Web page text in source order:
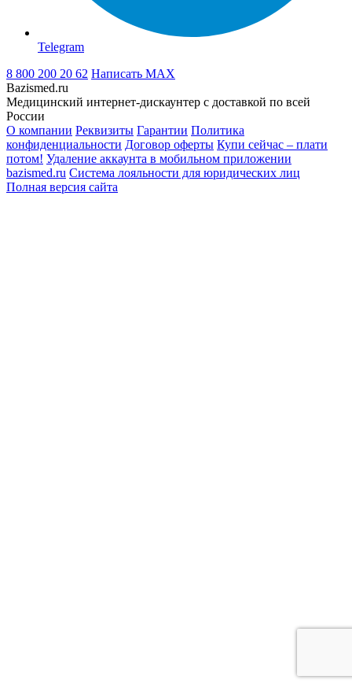
Telegram
8 800 200 20 62 Написать MAX
Bazismed.ru
Медицинский интернет-дискаунтер с доставкой по всей
России
О компании Реквизиты Гарантии Политика
конфиденциальности Договор оферты Купи сейчас – плати
потом! Удаление аккаунта в мобильном приложении
bazismed.ru Система лояльности для юридических лиц
Полная версия сайта